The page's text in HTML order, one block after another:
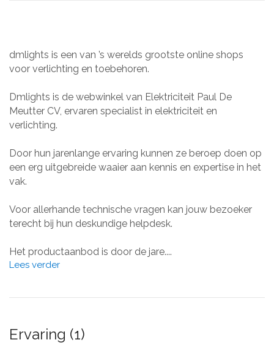
dmlights is een van ’s werelds grootste online shops
voor verlichting en toebehoren.
Dmlights is de webwinkel van Elektriciteit Paul De
Meutter CV, ervaren specialist in elektriciteit en
verlichting.
Door hun jarenlange ervaring kunnen ze beroep doen op
een erg uitgebreide waaier aan kennis en expertise in het
vak.
Voor allerhande technische vragen kan jouw bezoeker
terecht bij hun deskundige helpdesk.
Het productaanbod is door de jare....
Lees verder
Ervaring (1)